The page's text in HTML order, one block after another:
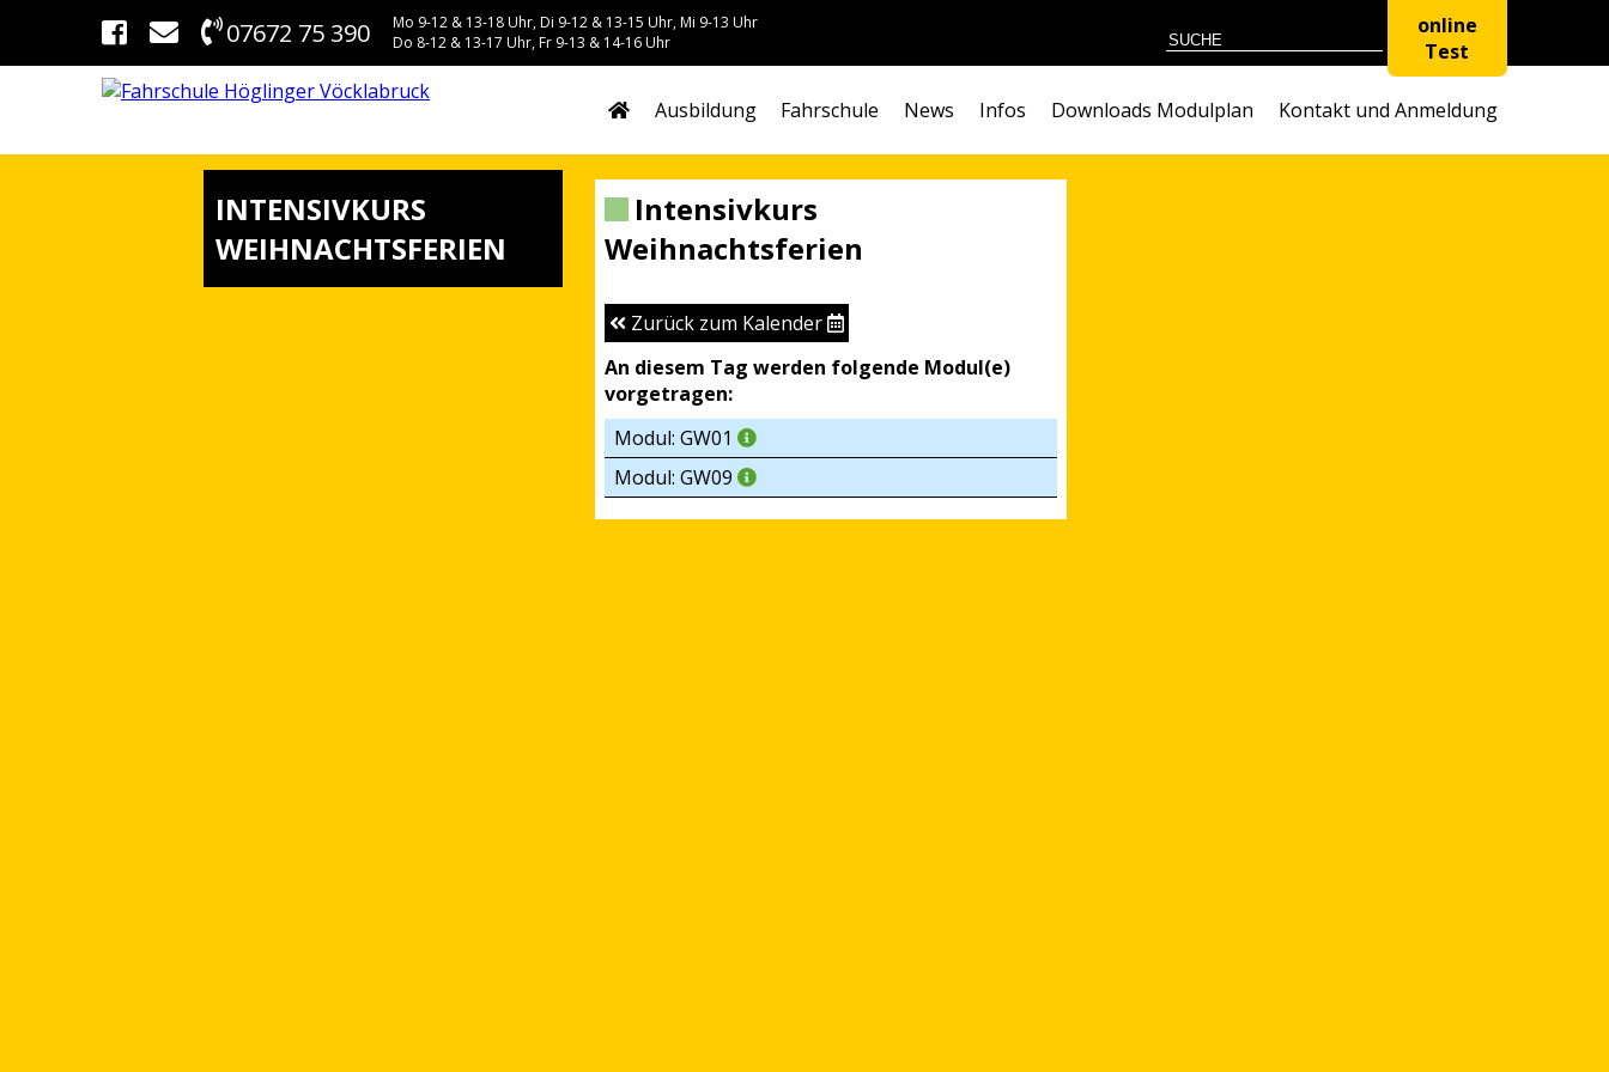
07672 75 390
Mo 9-12 & 13-18 Uhr, Di 9-12 & 13-15 Uhr, Mi 9-13 Uhr
Do 8-12 & 13-17 Uhr, Fr 9-13 & 14-16 Uhr
online
Test
Ausbildung Fahrschule News Infos Downloads Modulplan Kontakt und Anmeldung
INTENSIVKURS
WEIHNACHTSFERIEN
Intensivkurs
Weihnachtsferien
Zurück zum Kalender
An diesem Tag werden folgende Modul(e)
vorgetragen:
Modul: GW01
Modul: GW09